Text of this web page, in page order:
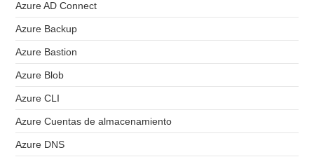
Azure AD Connect
Azure Backup
Azure Bastion
Azure Blob
Azure CLI
Azure Cuentas de almacenamiento
Azure DNS